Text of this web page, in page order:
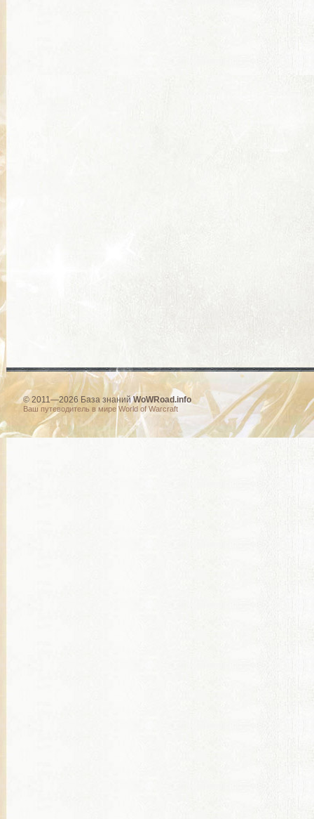
© 2011—2026 База знанийWoWRoad.info
Ваш путеводитель в мире World of Warcraft